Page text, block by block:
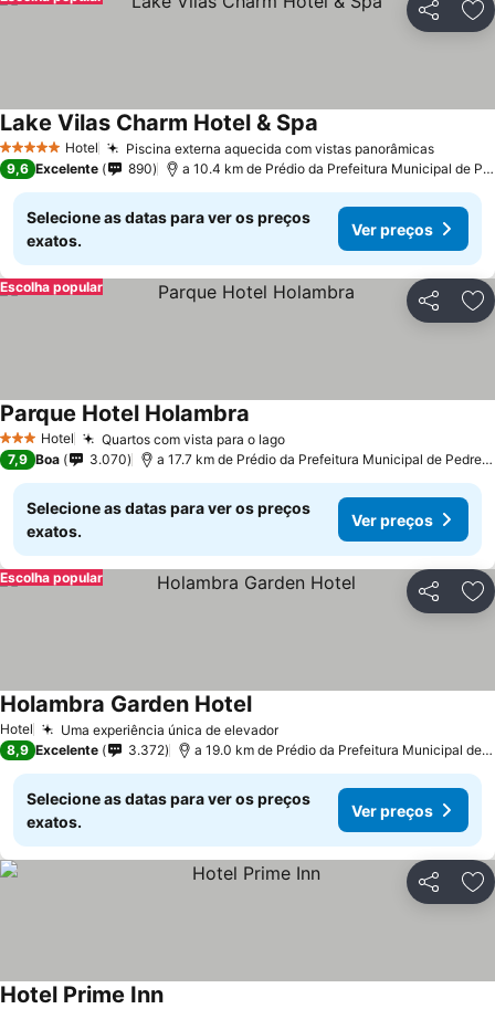
Partilhar
5 Estrelas Hotel Piscina externa aquecida com vistas panorâmicas
Lake Vilas Charm Hotel & Spa
9,6 Excelente 890 a 10.4 km de Prédio da Prefeitura Municipal de Pedreira
Selecione as datas para ver os preços
exatos.
Ver preços
Partilhar
Escolha popular
3 EstrelasHotel Quartos com vista para o lago
Parque Hotel Holambra
7,9 Boa 3.070 a 17.7 km de Prédio da Prefeitura Municipal de Pedreira
Selecione as datas para ver os preços
exatos.
Ver preços
Partilhar
Escolha popular
Hotel Uma experiência única de elevador
Holambra Garden Hotel
8,9 Excelente 3.372 a 19.0 km de Prédio da Prefeitura Municipal de Pedreira
Selecione as datas para ver os preços
exatos.
Ver preços
Partilhar
Hotel Prime Inn